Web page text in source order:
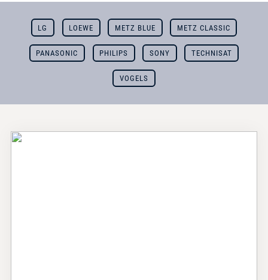
LG LOEWE METZ BLUE METZ CLASSIC
PANASONIC PHILIPS SONY TECHNISAT
VOGELS